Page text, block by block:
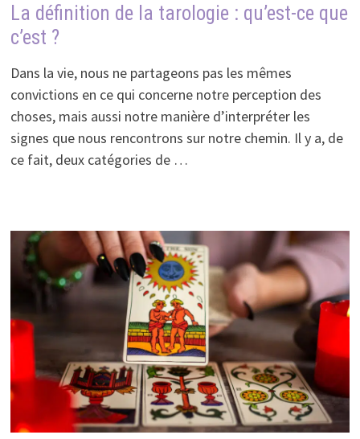
La définition de la tarologie : qu’est-ce que
c’est ?
Dans la vie, nous ne partageons pas les mêmes
convictions en ce qui concerne notre perception des
choses, mais aussi notre manière d’interpréter les
signes que nous rencontrons sur notre chemin. Il y a, de
ce fait, deux catégories de …